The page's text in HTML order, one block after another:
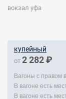
вокзал уфа
купейный
от 2 282 ₽
Вагоны с правом
В вагоне есть
В вагоне есть